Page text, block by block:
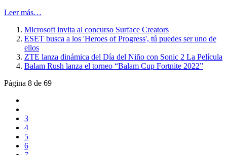
Leer más…
Microsoft invita al concurso Surface Creators
ESET busca a los 'Heroes of Progress', tú puedes ser uno de
ellos
ZTE lanza dinámica del Día del Niño con Sonic 2 La Película
Balam Rush lanza el torneo “Balam Cup Fortnite 2022”
Página 8 de 69
3
4
5
6